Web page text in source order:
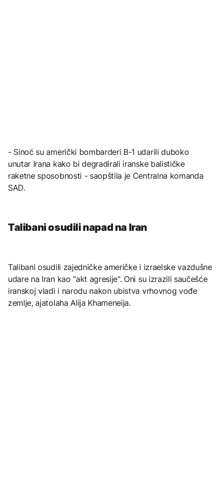
- Sinoć su američki bombarderi B-1 udarili duboko
unutar Irana kako bi degradirali iranske balističke
raketne sposobnosti - saopštila je Centralna komanda
SAD.
Talibani osudili napad na Iran
Talibani osudili zajedničke američke i izraelske vazdušne
udare na Iran kao "akt agresije". Oni su izrazili saučešće
iranskoj vladi i narodu nakon ubistva vrhovnog vođe
zemlje, ajatolaha Alija Khameneija.